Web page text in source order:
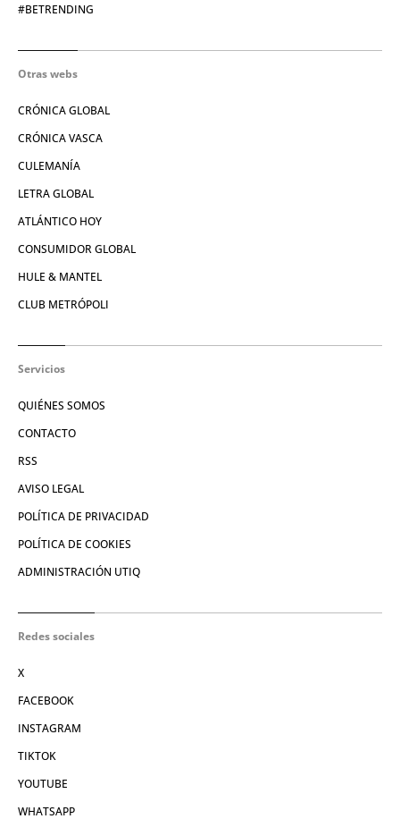
#BETRENDING
Otras webs
CRÓNICA GLOBAL
CRÓNICA VASCA
CULEMANÍA
LETRA GLOBAL
ATLÁNTICO HOY
CONSUMIDOR GLOBAL
HULE & MANTEL
CLUB METRÓPOLI
Servicios
QUIÉNES SOMOS
CONTACTO
RSS
AVISO LEGAL
POLÍTICA DE PRIVACIDAD
POLÍTICA DE COOKIES
ADMINISTRACIÓN UTIQ
Redes sociales
X
FACEBOOK
INSTAGRAM
TIKTOK
YOUTUBE
WHATSAPP